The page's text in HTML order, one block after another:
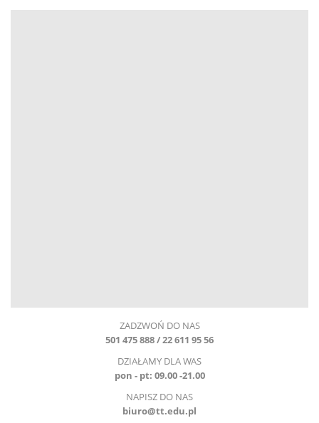
ZADZWOŃ DO NAS
501 475 888 / 22 611 95 56
DZIAŁAMY DLA WAS
pon - pt: 09.00 -21.00
NAPISZ DO NAS
biuro@tt.edu.pl